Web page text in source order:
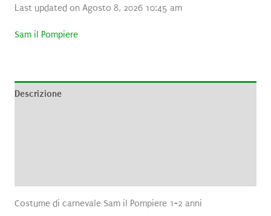
Last updated on Agosto 8, 2026 10:45 am
Sam il Pompiere
Descrizione
Costume di carnevale Sam il Pompiere 1-2 anni